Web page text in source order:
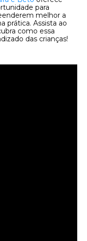
para
melhor a
prática. Assista ao
como essa
das crianças!